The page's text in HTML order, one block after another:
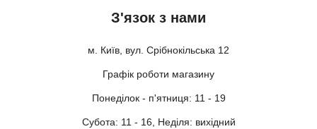
З'язок з нами
м. Київ, вул. Срібнокільська 12
Графік роботи магазину
Понеділок - п'ятниця: 11 - 19
Субота: 11 - 16, Неділя: вихідний